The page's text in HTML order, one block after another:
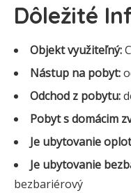
Dôležité
Objekt využiteľný:
Nástup na pobyt:
Odchod z pobytu:
Pobyt s domácim
Je ubytovanie
Je ubytovanie
bezbariérový